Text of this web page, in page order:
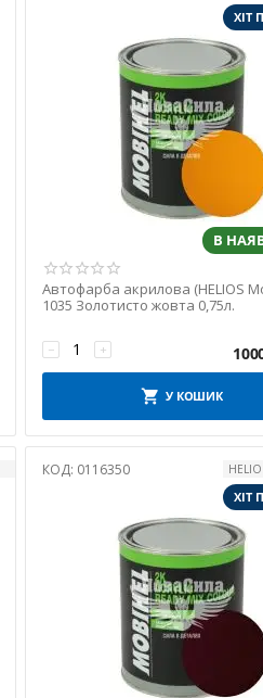
ХІТ
В
Автофарба акрилова (HELIOS
1035 Золотисто жовта 0,75л.
+
−
У КОШИК
КОД: 0116350
ХІТ